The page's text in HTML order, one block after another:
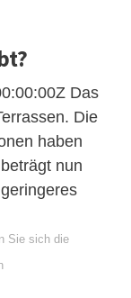
Das
Die
haben
nun
Sie sich die